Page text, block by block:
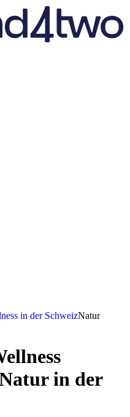
in der SchweizNatur
in der